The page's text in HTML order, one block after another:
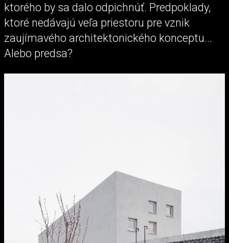
ktorého by sa dalo odpichnúť. Predpoklady,
ktoré nedávajú veľa priestoru pre vznik
zaujímavého architektonického konceptu...
Alebo predsa?